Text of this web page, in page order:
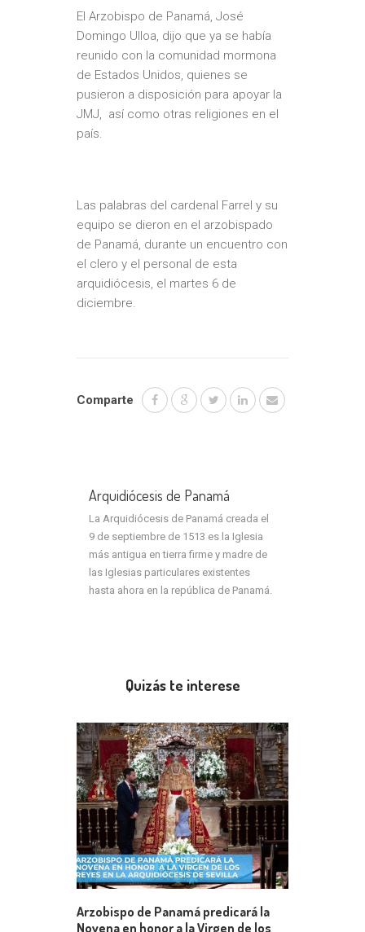
El Arzobispo de Panamá, José
Domingo Ulloa, dijo que ya se había
reunido con la comunidad mormona
de Estados Unidos, quienes se
pusieron a disposición para apoyar la
JMJ, así como otras religiones en el
país.
Las palabras del cardenal Farrel y su
equipo se dieron en el arzobispado
de Panamá, durante un encuentro con
el clero y el personal de esta
arquidiócesis, el martes 6 de
diciembre.
Comparte
Arquidiócesis de Panamá
La Arquidiócesis de Panamá creada el
9 de septiembre de 1513 es la Iglesia
más antigua en tierra firme y madre de
las Iglesias particulares existentes
hasta ahora en la república de Panamá.
Quizás te interese
Arzobispo de Panamá predicará la
Novena en honor a la Virgen de los